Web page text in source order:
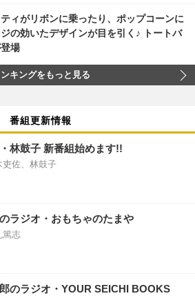
ティがリボンに乗ったり、ポップコーンに
の効いたデザインが目を引く♪ トートバ
場
キングをもっと見る
番組更新情報
林鼓子 新番組始めます!!
吏佐、林鼓子
ラジオ・おもちゃのたまや
篤志
のラジオ・YOUR SEICHI BOOKS